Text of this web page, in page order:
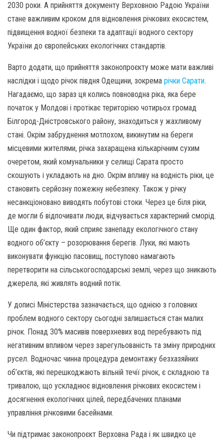
2030 роки. А прийняття документу Верховною Радою України
стане важливим кроком для відновлення річкових екосистем,
підвищення водної безпеки та адаптації водного сектору
України до європейських екологічних стандартів.
Варто додати, що прийняття законопроєкту може мати важливі
наслідки і щодо річок півдня Одещини, зокрема річки Сарати.
Нагадаємо, що зараз ця колись повноводна ріка, яка бере
початок у Молдові і протікає територією чотирьох громад
Білгород-Дністровського району, знаходиться у жахливому
стані. Окрім забруднення мотлохом, викинутим на береги
місцевими жителями, річка захаращена кількарічним сухим
очеретом, який комунальники у селищі Сарата просто
скошують і укладають на дно. Окрім впливу на водність ріки, це
становить серйозну пожежну небезпеку. Також у річку
несанкціоновано виводять побутові стоки. Через це біля ріки,
де могли б відпочивати люди, відчувається характерний сморід.
Ще один фактор, який сприяє занепаду екологічного стану
водного об’єкту – розорювання берегів. Луки, які мають
виконувати функцію пасовищ, поступово намагають
перетворити на сільськогосподарські землі, через що зникають
джерела, які живлять водний потік.
У дописі Міністерства зазначається, що однією з головних
проблем водного сектору сьогодні залишається стан малих
річок. Понад 30% масивів поверхневих вод перебувають під
негативним впливом через зарегульованість та зміну природних
русел. Водночас чинна процедура демонтажу безхазяйних
об’єктів, які перешкоджають вільній течії річок, є складною та
тривалою, що ускладнює відновлення річкових екосистем і
досягнення екологічних цілей, передбачених планами
управління річковими басейнами.
Чи підтримає законопроєкт Верховна Рада і як швидко це